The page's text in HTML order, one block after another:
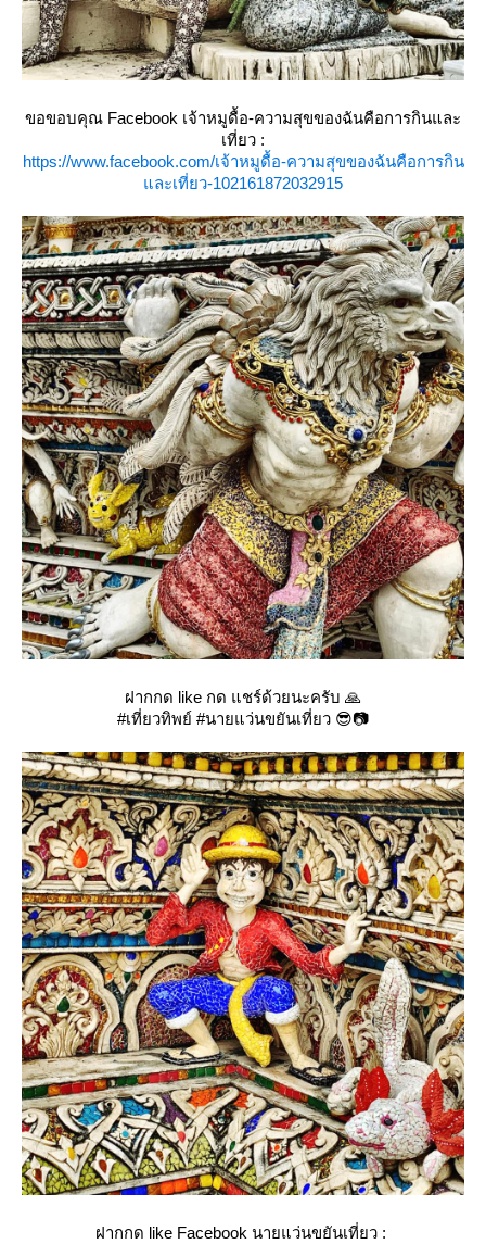
ขอขอบคุณ Facebook เจ้าหมูดื้อ-ความสุขของฉันคือการกินและ
เที่ยว :
https://www.facebook.com/เจ้าหมูดื้อ-ความสุขของฉันคือการกิน
ละเที่ยว-102161872032915
ฝากกด like กด แชร์ด้วยนะครับ 🙏
#เที่ยวทิพย์ #นายแว่นขยันเที่ยว 😎📷
ฝากกด like Facebook นายแว่นขยันเที่ยว :